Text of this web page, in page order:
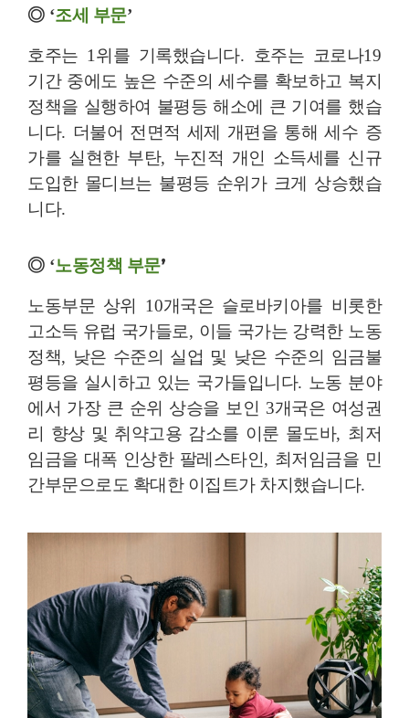
◎ ‘조세 부문’
호주는 1 위를 기록했습니다. 호주는 코로나19
기간 중에도 높은 수준의 세수를 확보하고 복지
정책을 실행하여 불평등 해소에 큰 기여를 했습
니다. 더불어 전면적 세제 개편을 통해 세수 증
가를 실현한 부탄, 누진적 개인 소득세를 신규
도입한 몰디브는 불평등 순위가 크게 상승했습
니다.
◎ ‘노동정책 부문’
노동부문 상위 10개국은 슬로바키아를 비롯한
고소득 유럽 국가들로, 이들 국가는 강력한 노동
정책, 낮은 수준의 실업 및 낮은 수준의 임금불
평등을 실시하고 있는 국가들입니다. 노동 분야
에서 가장 큰 순위 상승을 보인 3개국은 여성권
리 향상 및 취약고용 감소를 이룬 몰도바, 최저
임금을 대폭 인상한 팔레스타인, 최저임금을 민
간부문으로도 확대한 이집트가 차지했습니다.